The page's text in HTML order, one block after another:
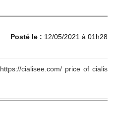
Posté le : 12/05/2021 à 01h28
cialisee.com/ price of cialis